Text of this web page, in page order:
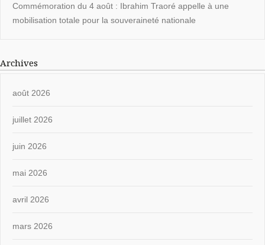
Commémoration du 4 août : Ibrahim Traoré appelle à une
mobilisation totale pour la souveraineté nationale
Archives
août 2026
juillet 2026
juin 2026
mai 2026
avril 2026
mars 2026